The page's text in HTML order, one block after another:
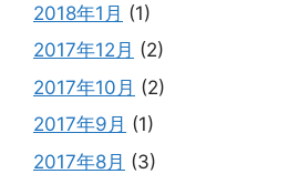
2018年1月 (1)
2017年12月 (2)
2017年10月 (2)
2017年9月 (1)
2017年8月 (3)